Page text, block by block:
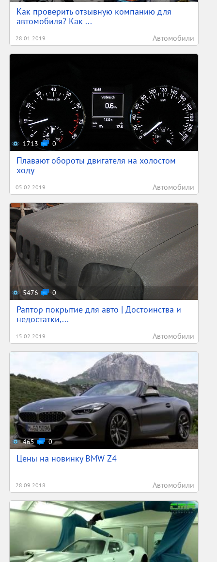
Как проверить отзывную компанию для
автомобиля? Как ...
28.01.2019 Автомобили
1713 0
Плавают обороты двигателя на холостом
ходу
05.02.2019 Автомобили
5476 0
Раптор покрытие для авто | Достоинства и
недостатки,...
15.02.2019 Автомобили
465 0
Цены на новинку BMW Z4
28.09.2018 Автомобили